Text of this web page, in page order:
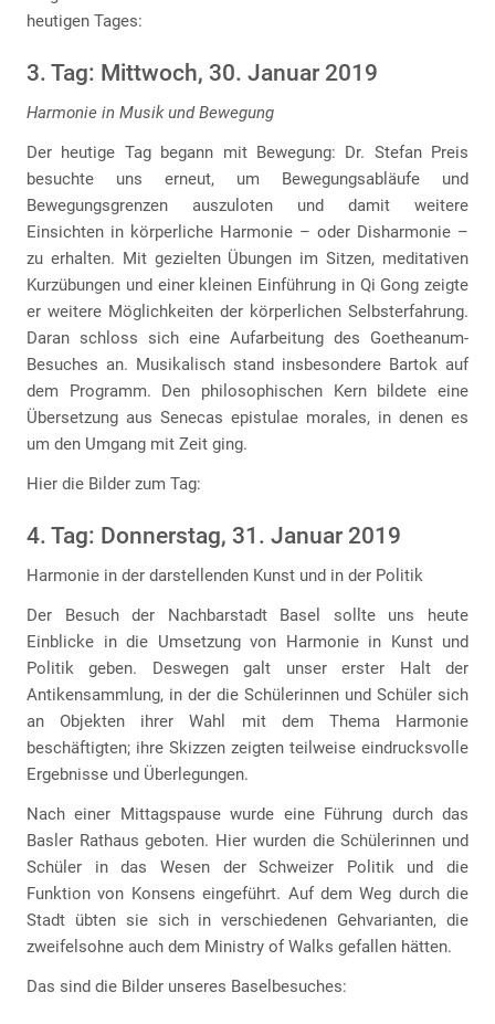
heutigen Tages:
3. Tag: Mittwoch, 30. Januar 2019
Harmonie in Musik und Bewegung
Der heutige Tag begann mit Bewegung: Dr. Stefan Preis
besuchte uns erneut, um Bewegungsabläufe und
Bewegungsgrenzen auszuloten und damit weitere
Einsichten in körperliche Harmonie – oder Disharmonie –
zu erhalten. Mit gezielten Übungen im Sitzen, meditativen
Kurzübungen und einer kleinen Einführung in Qi Gong zeigte
er weitere Möglichkeiten der körperlichen Selbsterfahrung.
Daran schloss sich eine Aufarbeitung des Goetheanum-
Besuches an. Musikalisch stand insbesondere Bartok auf
dem Programm. Den philosophischen Kern bildete eine
Übersetzung aus Senecas epistulae morales, in denen es
um den Umgang mit Zeit ging.
Hier die Bilder zum Tag:
4. Tag: Donnerstag, 31. Januar 2019
Harmonie in der darstellenden Kunst und in der Politik
Der Besuch der Nachbarstadt Basel sollte uns heute
Einblicke in die Umsetzung von Harmonie in Kunst und
Politik geben. Deswegen galt unser erster Halt der
Antikensammlung, in der die Schülerinnen und Schüler sich
an Objekten ihrer Wahl mit dem Thema Harmonie
beschäftigten; ihre Skizzen zeigten teilweise eindrucksvolle
Ergebnisse und Überlegungen.
Nach einer Mittagspause wurde eine Führung durch das
Basler Rathaus geboten. Hier wurden die Schülerinnen und
Schüler in das Wesen der Schweizer Politik und die
Funktion von Konsens eingeführt. Auf dem Weg durch die
Stadt übten sie sich in verschiedenen Gehvarianten, die
zweifelsohne auch dem Ministry of Walks gefallen hätten.
Das sind die Bilder unseres Baselbesuches: